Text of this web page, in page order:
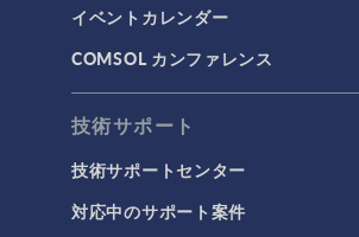
イベントカレンダー
COMSOL カンファレンス
技術サポート
技術サポートセンター
対応中のサポート案件